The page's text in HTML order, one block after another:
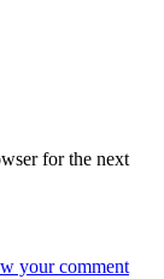
for the next
your comment